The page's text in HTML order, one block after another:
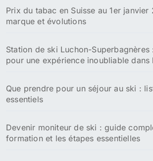
Prix du tabac en Suisse au 1er
marque et évolutions
Station de ski Luchon-Superbagnères
pour une expérience inoubliable dans
Que prendre pour un séjour au ski :
essentiels
Devenir moniteur de ski : guide
formation et les étapes essentielles